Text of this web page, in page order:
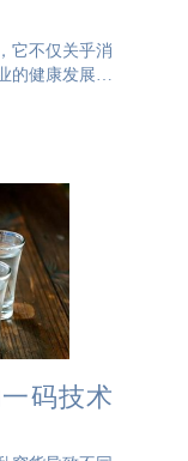
它不仅关乎消
的健康发展起
程的可追溯管
码技术